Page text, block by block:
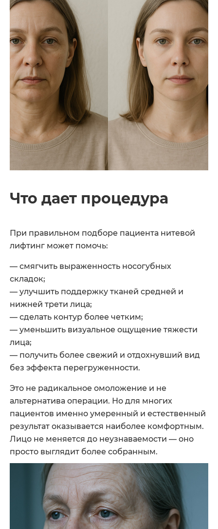
Что дает процедура
При правильном подборе пациента нитевой
лифтинг может помочь:
— смягчить выраженность носогубных
складок;
— улучшить поддержку тканей средней и
нижней трети лица;
— сделать контур более четким;
— уменьшить визуальное ощущение тяжести
лица;
— получить более свежий и отдохнувший вид
без эффекта перегруженности.
Это не радикальное омоложение и не
альтернатива операции. Но для многих
пациентов именно умеренный и естественный
результат оказывается наиболее комфортным.
Лицо не меняется до неузнаваемости — оно
просто выглядит более собранным.